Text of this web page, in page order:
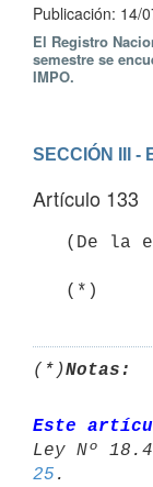
Publicación: 14/
El Registro
semestre se
IMPO.
SECCIÓN III -
Artículo 133
   (*)
(*)Notas:
Este
25